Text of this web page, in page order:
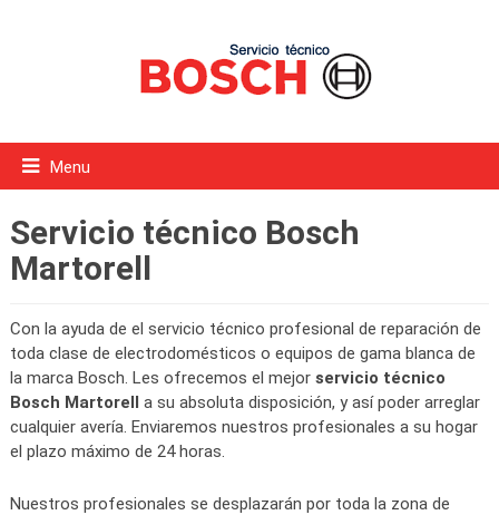
Menu
Servicio técnico Bosch
Martorell
Con la ayuda de el servicio técnico profesional de reparación de
toda clase de electrodomésticos o equipos de gama blanca de
la marca Bosch. Les ofrecemos el mejor servicio técnico
Bosch Martorell a su absoluta disposición, y así poder arreglar
cualquier avería. Enviaremos nuestros profesionales a su hogar
el plazo máximo de 24 horas.
Nuestros profesionales se desplazarán por toda la zona de